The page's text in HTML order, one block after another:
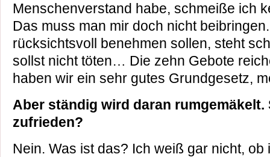
Menschenverstand habe, schmeiße ich
Das muss man mir doch nicht
rücksichtsvoll benehmen sollen, steht
sollst nicht töten… Die zehn Gebote
haben wir ein sehr gutes Grundgesetz,
Aber ständig wird daran rumgemäkelt.
zufrieden?
Nein. Was ist das? Ich weiß gar nicht,